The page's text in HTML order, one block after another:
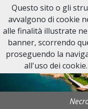
NECROLOGI VAL
Questo sito o gli
avvalgono di cookie
alle finalità illustrate
banner, scorrendo
proseguendo la
all'uso dei cookie.